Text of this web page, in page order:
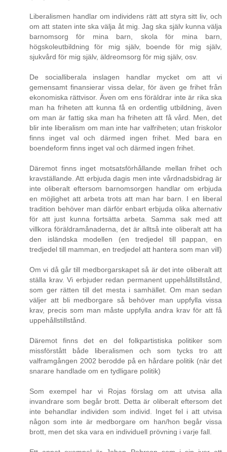
Liberalismen handlar om individens rätt att styra sitt liv, och
om att staten inte ska välja åt mig. Jag ska själv kunna välja
barnomsorg för mina barn, skola för mina barn,
högskoleutbildning för mig själv, boende för mig själv,
sjukvård för mig själv, äldreomsorg för mig själv, osv.
De socialliberala inslagen handlar mycket om att vi
gemensamt finansierar vissa delar, för även ge frihet från
ekonomiska rättvisor. Även om ens föräldrar inte är rika ska
man ha friheten att kunna få en ordentlig utbildning, även
om man är fattig ska man ha friheten att få vård. Men, det
blir inte liberalism om man inte har valfriheten; utan friskolor
finns inget val och därmed ingen frihet. Med bara en
boendeform finns inget val och därmed ingen frihet.
Däremot finns inget motsatsförhållande mellan frihet och
kravställande. Att erbjuda dagis men inte vårdnadsbidrag är
inte oliberalt eftersom barnomsorgen handlar om erbjuda
en möjlighet att arbeta trots att man har barn. I en liberal
tradition behöver man därför enbart erbjuda olika alternativ
för att just kunna fortsätta arbeta. Samma sak med att
villkora föräldramånaderna, det är alltså inte oliberalt att ha
den isländska modellen (en tredjedel till pappan, en
tredjedel till mamman, en tredjedel att hantera som man vill)
Om vi då går till medborgarskapet så är det inte oliberalt att
ställa krav. Vi erbjuder redan permanent uppehållstillstånd,
som ger rätten till det mesta i samhället. Om man sedan
väljer att bli medborgare så behöver man uppfylla vissa
krav, precis som man måste uppfylla andra krav för att få
uppehållstillstånd.
Däremot finns det en del folkpartistiska politiker som
missförstått både liberalismen och som tycks tro att
valframgången 2002 berodde på en hårdare politik (när det
snarare handlade om en tydligare politik)
Som exempel har vi Rojas förslag om att utvisa alla
invandrare som begår brott. Detta är oliberalt eftersom det
inte behandlar individen som individ. Inget fel i att utvisa
någon som inte är medborgare om han/hon begår vissa
brott, men det ska vara en individuell prövning i varje fall.